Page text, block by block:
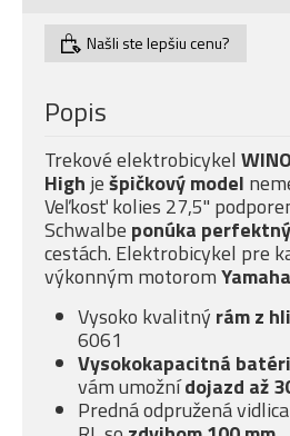
Našli ste lepšiu cenu?
Popis
Trekové elektrobicykel
High ješpičkový model
Veľkosť kolies 27,5"
Schwalbe ponúka
cestách. Elektrobicykel pre
výkonným motorom
Vysoko kvalitný rám z
6061
Vysokokapacitná
vám umožnídojazd až
Predná odpružená